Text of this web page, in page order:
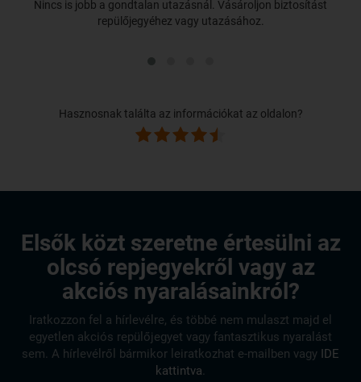
Nincs is jobb a gondtalan utazásnál. Vásároljon biztosítást
repülőjegyéhez vagy utazásához.
Hasznosnak találta az információkat az oldalon?
Elsők közt szeretne értesülni az
olcsó repjegyekről vagy az
akciós nyaralásainkról?
Iratkozzon fel a hírlevélre, és többé nem mulaszt majd el
egyetlen akciós repülőjegyet vagy fantasztikus nyaralást
sem. A hírlevélről bármikor leiratkozhat e-mailben vagy IDE
kattintva.